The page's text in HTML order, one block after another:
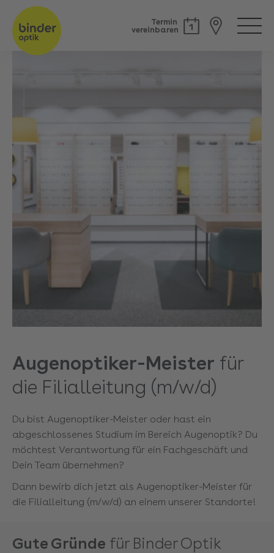
Termin
vereinbaren
Augenoptiker-Meister für
die Filialleitung (m/w/d)
Du bist Augenoptiker-Meister oder hast ein
abgeschlossenes Studium im Bereich Augenoptik? Du
möchtest Verantwortung für ein Fachgeschäft und
Dein Team übernehmen?
Dann bewirb dich jetzt als Augenoptiker-Meister für
die Filialleitung (m/w/d) an einem unserer Standorte!
Gute Gründe für Binder Optik